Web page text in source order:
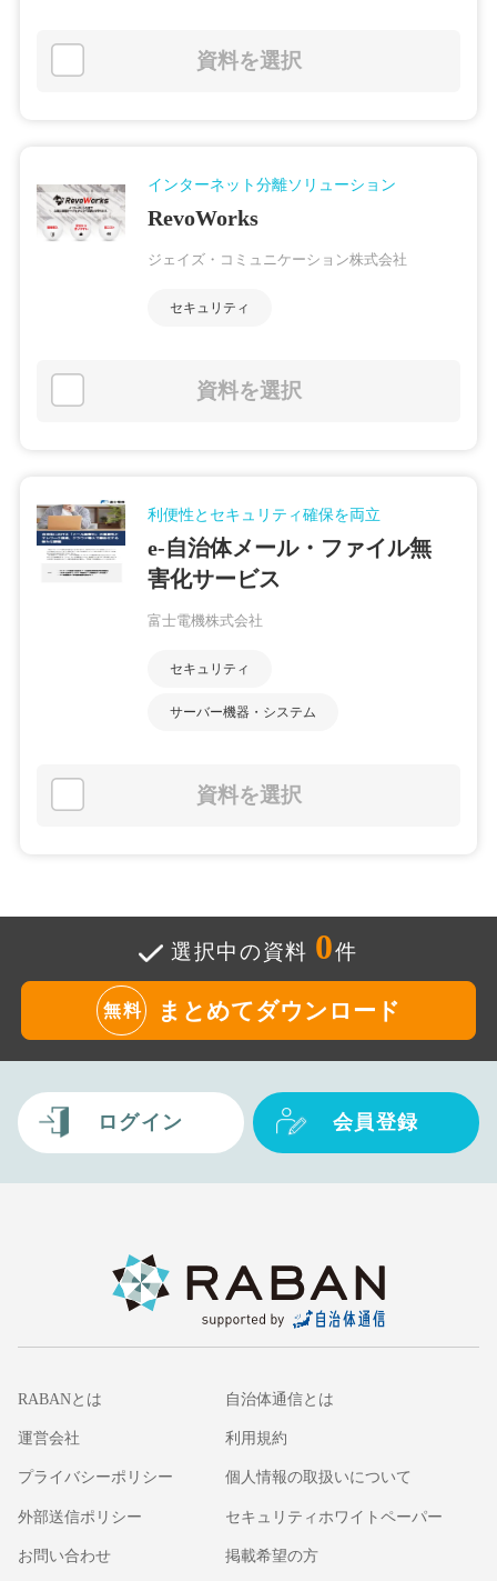
資料を選択
インターネット分離ソリューション
RevoWorks
ジェイズ・コミュニケーション株式会社
セキュリティ
資料を選択
利便性とセキュリティ確保を両立
e-自治体メール・ファイル無
害化サービス
富士電機株式会社
セキュリティ
サーバー機器・システム
資料を選択
選択中の資料 0件
無料 まとめてダウンロード
ログイン 会員登録
RABANとは 自治体通信とは
運営会社 利用規約
プライバシーポリシー 個人情報の取扱いについて
外部送信ポリシー セキュリティホワイトペーパー
お問い合わせ 掲載希望の方